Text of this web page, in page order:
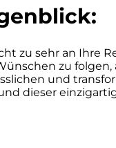
zu sehr an Ihre
zu
und
dieser